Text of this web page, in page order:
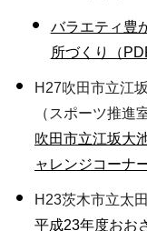
バラエティ豊
所づくり（
H27吹田市立江
（スポーツ推進
吹田市立江坂大
ャレンジコーナ
H23茨木市立太
平成23年度おお